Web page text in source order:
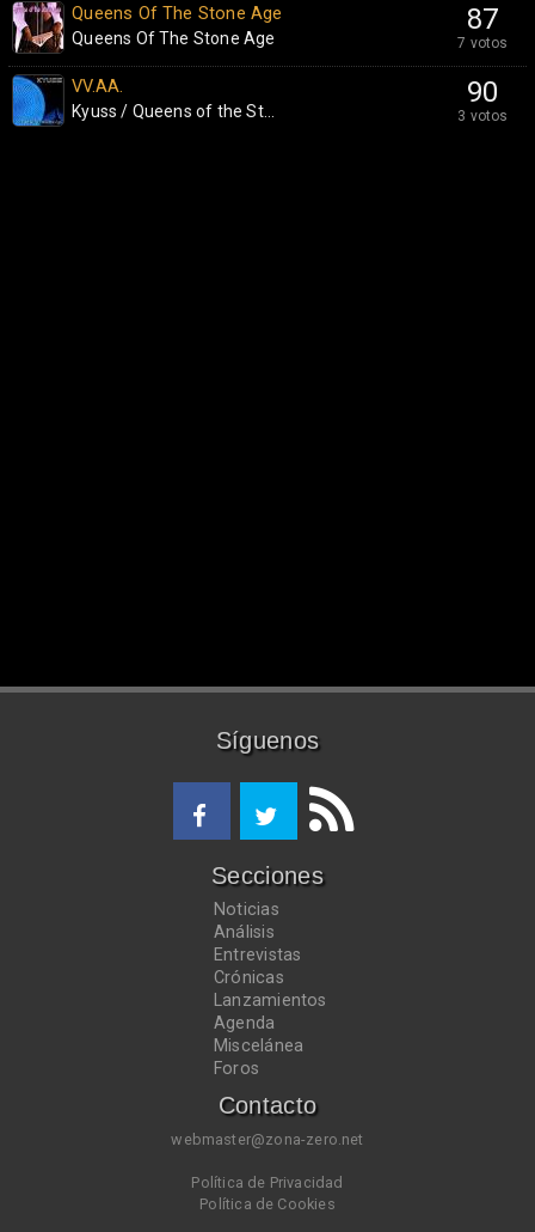
87
7 votos
Queens Of The Stone Age
Queens Of The Stone Age
90
3 votos
VV.AA.
Kyuss / Queens of the St...
Síguenos
Secciones
Noticias
Análisis
Entrevistas
Crónicas
Lanzamientos
Agenda
Miscelánea
Foros
Contacto
webmaster@zona-zero.net
Política de Privacidad
Política de Cookies